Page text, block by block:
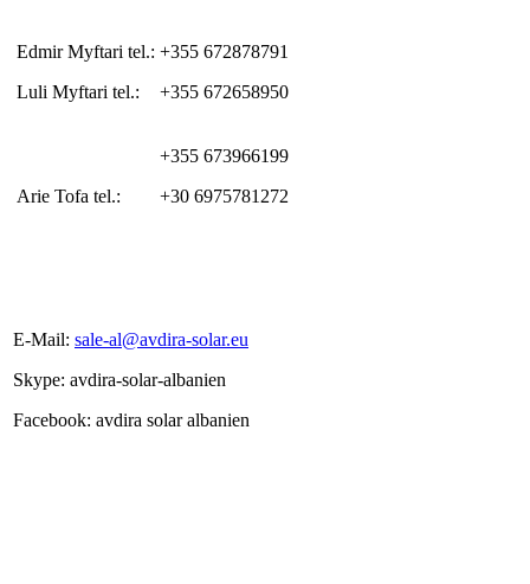
Edmir Myftari tel.:
Luli Myftari tel.:
+355 672878791
+355 672658950
Arie Tofa tel.:
+355 673966199
+30 6975781272
E-Mail: sale-al@avdira-solar.eu
Skype: avdira-solar-albanien
Facebook: avdira solar albanien